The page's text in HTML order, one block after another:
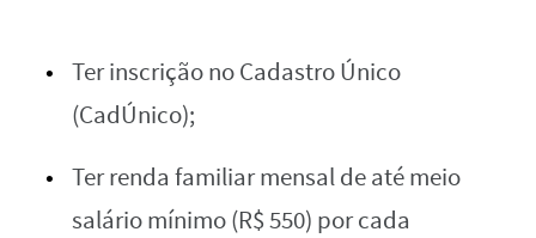
Ter inscrição no Cadastro Único
(CadÚnico);
Ter renda familiar mensal de até meio
salário mínimo (R$ 550) por cada